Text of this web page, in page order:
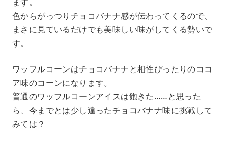
色からがっつりチョコバナナ感が伝わってくるので、
まさに見ているだけでも美味しい味がしてくる勢いで
す。
ワッフルコーンはチョコバナナと相性ぴったりのココ
ア味のコーンになります。
普通のワッフルコーンアイスは飽きた……と思った
ら、今までとは少し違ったチョコバナナ味に挑戦して
みては？